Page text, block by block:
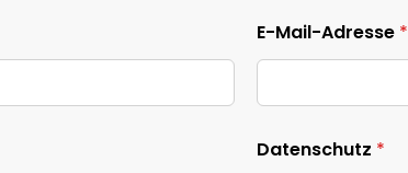
E-Mail-Adresse *
Datenschutz *